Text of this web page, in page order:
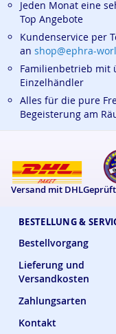
BESTELLUNG &
Bestellvorgang
Lieferung und
Versandkosten
Zahlungsarten
Kontakt
Jeden Monat eine
Top Angebote
Kundenservice per
an shop@ephra-
Familienbetrieb mit
Einzelhändler
Alles für die pure
Begeisterung am
Versand mit DHL